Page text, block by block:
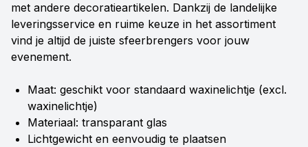
met andere decoratieartikelen. Dankzij de landelijke
leveringsservice en ruime keuze in het assortiment
vind je altijd de juiste sfeerbrengers voor jouw
evenement.
Maat: geschikt voor standaard waxinelichtje (excl.
waxinelichtje)
Materiaal: transparant glas
Lichtgewicht en eenvoudig te plaatsen